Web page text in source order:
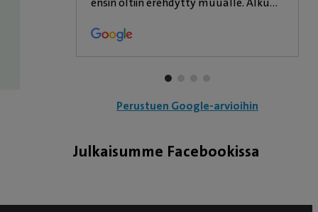
mitään ja mentiin vain tunnetun
kalliiksi, sekä rahallisesti mutta
etenkin sen takia, että menetimme
hosumisen ja väärän diagnoosin takia.
Lemmikkiä hoidetaan rauhallisesti ja
Perustuen Google-arvioihin
Julkaisumme Facebookissa